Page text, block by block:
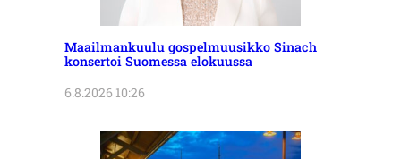
Maailmankuulu gospelmuusikko Sinach
konsertoi Suomessa elokuussa
6.8.2026 10:26